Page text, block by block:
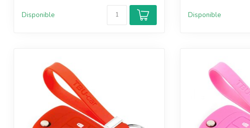
Disponible Disponible